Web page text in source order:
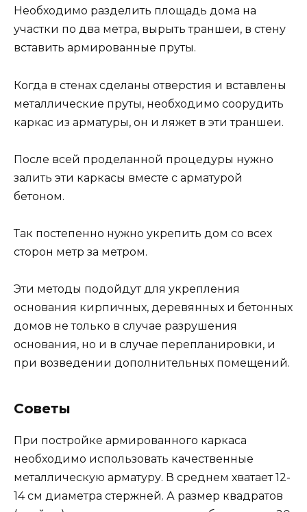
Необходимо разделить площадь дома на
участки по два метра, вырыть траншеи, в стену
вставить армированные пруты.
Когда в стенах сделаны отверстия и вставлены
металлические пруты, необходимо соорудить
каркас из арматуры, он и ляжет в эти траншеи.
После всей проделанной процедуры нужно
залить эти каркасы вместе с арматурой
бетоном.
Так постепенно нужно укрепить дом со всех
сторон метр за метром.
Эти методы подойдут для укрепления
основания кирпичных, деревянных и бетонных
домов не только в случае разрушения
основания, но и в случае перепланировки, и
при возведении дополнительных помещений.
Советы
При постройке армированного каркаса
необходимо использовать качественные
металлическую арматуру. В среднем хватает 12-
14 см диаметра стержней. А размер квадратов